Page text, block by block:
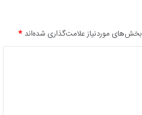
بخش‌های موردنیاز علامت‌گذاری شده‌اند*